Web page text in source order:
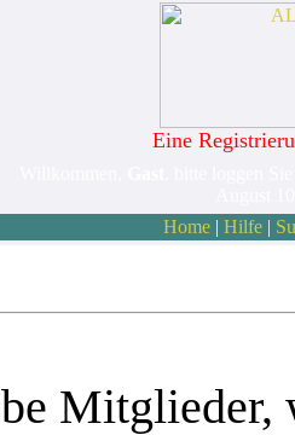
Eine
Home| Hilfe|
Mitglieder,